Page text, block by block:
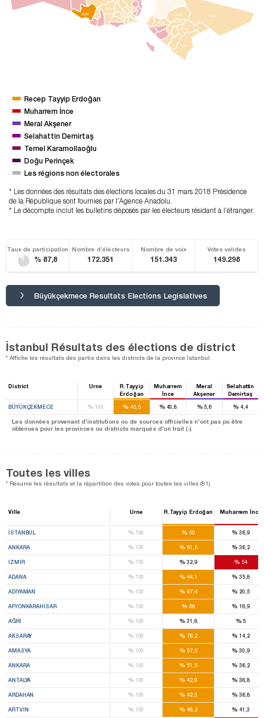
ŞLE
BÇK
PEN
ÜMR
TUZ
BŞH
ÇKM
SNC
Recep Tayyip Erdoğan
Muharrem İnce
Meral Akşener
Selahattin Demirtaş
Temel Karamollaoğlu
Doğu Perinçek
Les régions non électorales
* Les données des résultats des élections locales du 31 mars 2018 Présidence
de la République sont fournies par l'Agence Anadolu.
* Le décompte inclut les bulletins déposés par les électeurs résidant à l’étranger.
Taux de participation
% 87,8
Nombre d’électeurs
172.351
Nombre de voix
151.343
Votes valides
149.298
Büyükçekmece Resultats Elections Legislatives
İstanbul Résultats des élections de district
* Affiche les résultats des partis dans les districts de la province İstanbul.
District Urne
R.Tayyip
Erdoğan
Muharrem
İnce
Meral
Akşener
Selahattin
Demirtaş
BÜYÜKÇEKMECE
% 100 % 45,5 %43,8 %5,6 %4,4
Les données provenant d'institutions ou de sources officielles n'ont pas pu être
obtenues pour les provinces ou districts marqués d'un trait (-).
Toutes les villes
* Résume les résultats et la répartition des votes pour toutes les villes (81).
Ville Urne R.Tayyip Erdoğan Muharrem İnce
İSTANBUL %100 % 50 % 36,9
ANKARA %100 % 51,5 % 36,2
IZMIR %100 % 32,9 %54
ADANA %100 % 44,1 % 35,8
ADIYAMAN %100 % 67,4 % 20,5
AFYONKARAHISAR %100 % 68 % 18,9
AĞRI %100 % 31,8 %5
AKSARAY %100 % 76,2 % 14,2
AMASYA %100 % 57,5 % 30,9
ANKARA %100 % 51,5 % 36,2
ANTALYA %100 % 42,8 % 38,8
ARDAHAN %100 % 42,3 % 36,8
ARTVIN %100 % 48,2 % 41,3